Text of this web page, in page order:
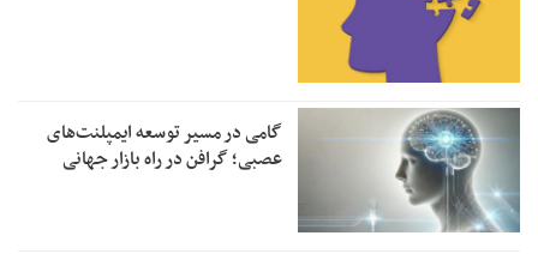
گامی در مسیر توسعه ایمپلنت‌های
عصبی؛ گرافن در راه بازار جهانی